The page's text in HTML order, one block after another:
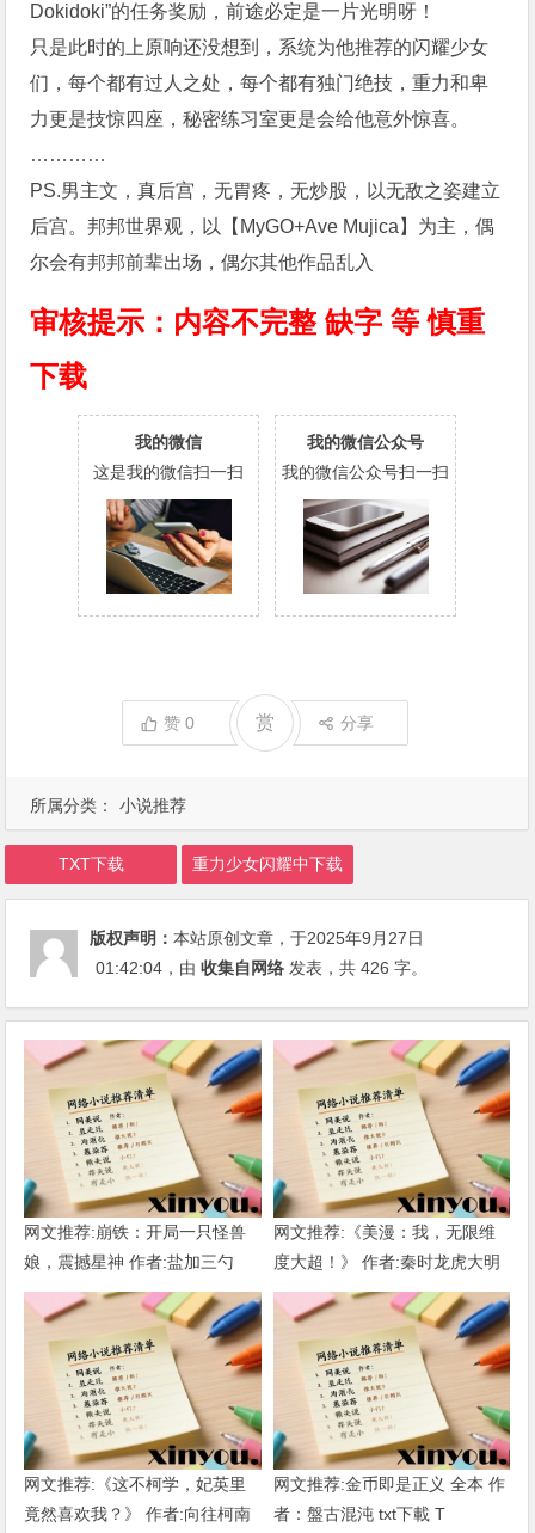
所属分类： 小说推荐
Dokidoki”的任务奖励，前途必定是一片光明呀！
只是此时的上原响还没想到，系统为他推荐的闪耀少女
们，每个都有过人之处，每个都有独门绝技，重力和卑
力更是技惊四座，秘密练习室更是会给他意外惊喜。
…………
PS.男主文，真后宫，无胃疼，无炒股，以无敌之姿建立
后宫。邦邦世界观，以【MyGO+Ave Mujica】为主，偶
尔会有邦邦前辈出场，偶尔其他作品乱入
审核提示： 内容不完整 缺字 等 慎重
下载
我的微信
这是我的微信扫一扫
我的微信公众号
我的微信公众号扫一扫
赞0 赏 分享
TXT下载 重力少女闪耀中下载
版权声明：本站原创文章，于2025年9月27日
01:42:04 ，由收集自网络 发表，共 426 字。
网文推荐:崩铁：开局一只怪兽
娘，震撼星神 作者:盐加三勺
（1-218）TXT下载
网文推荐:《美漫：我，无限维
度大超！》 作者:秦时龙虎大明
1-802章 TXT下载
网文推荐:《这不柯学，妃英里
竟然喜欢我？》 作者:向往柯南
网文推荐:金币即是正义 全本 作
者：盤古混沌 txt下載 T